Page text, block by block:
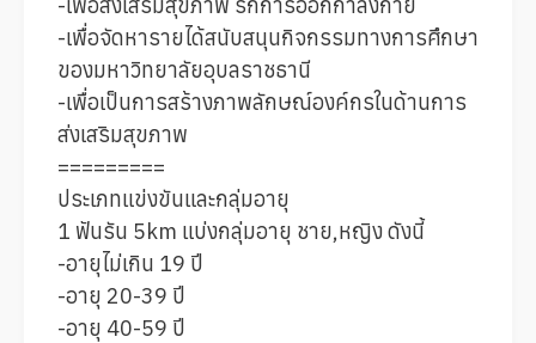
-เพื่อจัดหารายได้สนับสนุนกิจกรรมทางการศึกษา
ของมหาวิทยาลัยอุบลราชธานี
-เพื่อเป็นการสร้างภาพลักษณ์องค์กรในด้านการ
ส่งเสริมสุขภาพ
=========
ประเภทแข่งขันและกลุ่มอายุ
1 ฟันรัน 5km แบ่งกลุ่มอายุ ชาย,หญิง ดังนี้
-อายุไม่เกิน 19 ปี
-อายุ 20-39 ปี
-อายุ 40-59 ปี